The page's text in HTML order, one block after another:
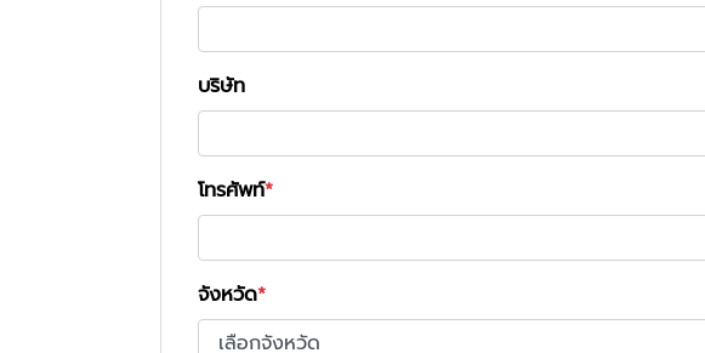
บริษัท
โทรศัพท์
จังหวัด